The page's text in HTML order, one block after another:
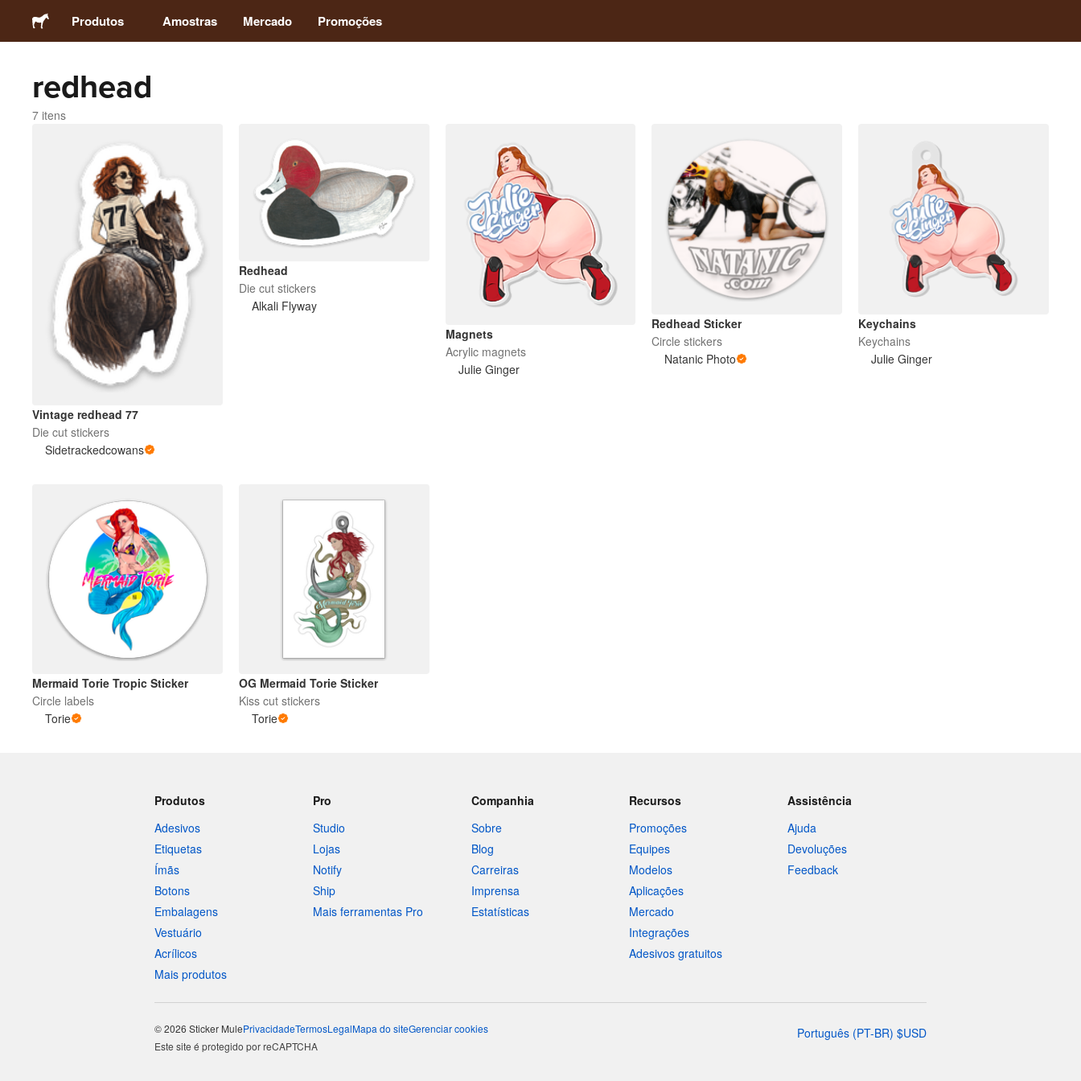
Produtos
Adesivos
Ímãs
Botons
Embalagens
Vestuário
Acrílicos
Amostras
Amostras Mercado Promoções
redhead
7 itens
Vintage redhead 77
Die cut stickers
Sidetrackedcowans
Redhead
Die cut stickers
Alkali Flyway
Magnets
Acrylic magnets
Julie Ginger
Redhead Sticker
Circle stickers
Natanic Photo
Keychains
Keychains
Julie Ginger
Mermaid Torie Tropic Sticker
Circle labels
Torie
OG Mermaid Torie Sticker
Kiss cut stickers
Torie
Produtos
Adesivos
Etiquetas
Ímãs
Botons
Embalagens
Vestuário
Acrílicos
Mais produtos
Pro
Studio
Lojas
Notify
Ship
Mais ferramentas Pro
Companhia
Sobre
Blog
Carreiras
Imprensa
Estatísticas
Recursos
Promoções
Equipes
Modelos
Aplicações
Mercado
Integrações
Adesivos gratuitos
Assistência
Ajuda
Devoluções
Feedback
© 2026 Sticker MulePrivacidadeTermosLegalMapa do siteGerenciar cookies Português (PT-BR) $USD
Este site é protegido por reCAPTCHA